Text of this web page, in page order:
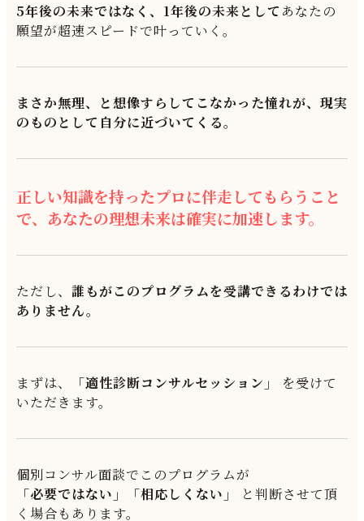
5年後の未来ではなく、1年後の未来として あなたの
願望が超速スピードで叶っていく。
まさか無理、と想像すらしてこなかった憧れが、現実
のものとして自分に近づいてくる。
正しい知識を持ったプロに伴走してもらうこと
で、あなたの理想未来は確実に加速します。
ただし、 誰もがこのプログラムを受講できるわけでは
ありません。
まずは、 「適性診断コンサルセッション」
を受けて
いただきます。
個別コンサル面談でこのプログラムが
「必要ではない」「相応しくない」
と判断させて頂
く場合もあります。